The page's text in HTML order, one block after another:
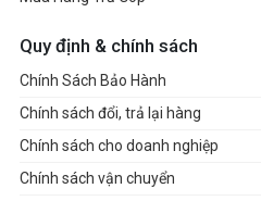
Quy định & chính sách
Chính Sách Bảo Hành
Chính sách đổi, trả lại hàng
Chính sách cho doanh nghiệp
Chính sách vận chuyển